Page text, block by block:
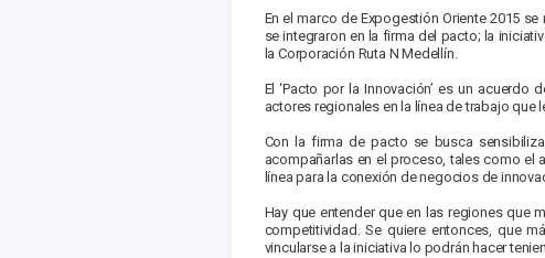
En el marco de Expogestión Oriente 2015
se integraron en la firma del pacto; la
la Corporación Ruta N Medellín.
El ‘Pacto por la Innovación’ es un
actores regionales en la línea de trabajo
Con la firma de pacto se busca
acompañarlas en el proceso, tales como el
línea para la conexión de negocios de
Hay que entender que en las regiones que
competitividad. Se quiere entonces, que
vincularse a la iniciativa lo podrán hacer